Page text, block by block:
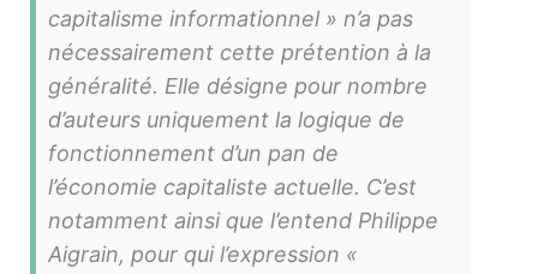
capitalisme informationnel » n’a pas
nécessairement cette prétention à la
généralité. Elle désigne pour nombre
d’auteurs uniquement la logique de
fonctionnement d’un pan de
l’économie capitaliste actuelle. C’est
notamment ainsi que l’entend Philippe
Aigrain, pour qui l’expression «